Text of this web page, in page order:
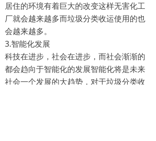
居住的环境有着巨大的改变这样无害化工
厂就会越来越多而垃圾分类收运使用的也
会越来越多。
3.智能化发展
科技在进步，社会在进步，而社会渐渐的
都会趋向于智能化的发展智能化将是未来
社会一个发展的大趋势，对于垃圾分类收